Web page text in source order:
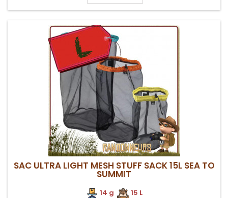
SAC ULTRA LIGHT MESH STUFF SACK 15L SEA TO
SUMMIT
14 g
15 L